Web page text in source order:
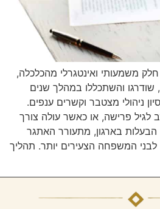
משמעותי ואינטגרלי מהכלכלה,
והשתכללו במהלך שנים
ניהולי מצטבר וקשרים ענפים.
פרישה, או כאשר עולה צורך
בארגון, מתעורר האתגר
המשפחה הצעירים יותר. תהליך